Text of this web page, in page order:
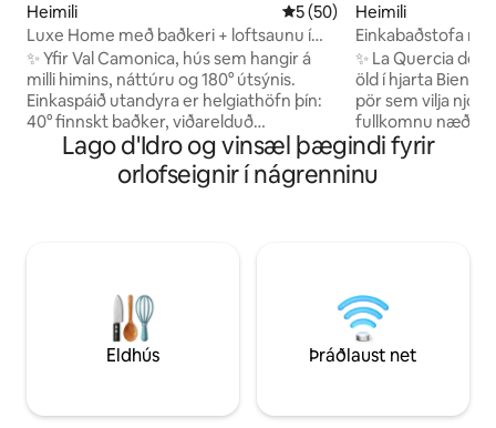
Heimili 5 af 5 í meðaleinkunn, 50
5 (50)
Luxe Home með baðkeri + loftsaunu í
fjöllunum
✨ Yfir Val Camonica, hús sem hangir á
milli himins, náttúru og 180° útsýnis.
Einkaspáið utandyra er helgiathöfn þín:
40° finnskt baðker, viðarelduð
gufubaðstofa og heit sturta undir
stjörnubjörtum himni. 🛏️ King-svíta +
millihæð með hjónarúmi, 🛋️ Stofa með
fríferð sem á að njóta hægt og rólega,
umvafin ljósi, viði og friðsælli
alpaumhverfi, með dalinn fyrir augum
þínum og þar sem tíminn hægir á sér.
Heimili
Einkabaðstofa
gufubaði og
Home
✨ La Quercia del
öld í hjarta
pör sem vilja
fullkomnu næði.
fylgja einkaspá
sólarhringinn
gufubaði og útsýni
Hratt 📶 þráðlaust net ❤️
afmæli, bónorð,
vellíðunarhelgar:
og næði út af fyrir
Lago d'Idro og vinsæl þægindi fyrir
orlofseignir í nágrenninu
Eldhús Þráðlaust net